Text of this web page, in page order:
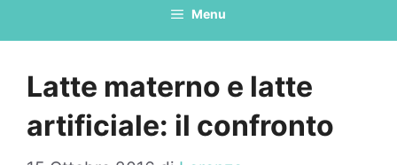
Menu
Latte materno e latte
artificiale: il confronto